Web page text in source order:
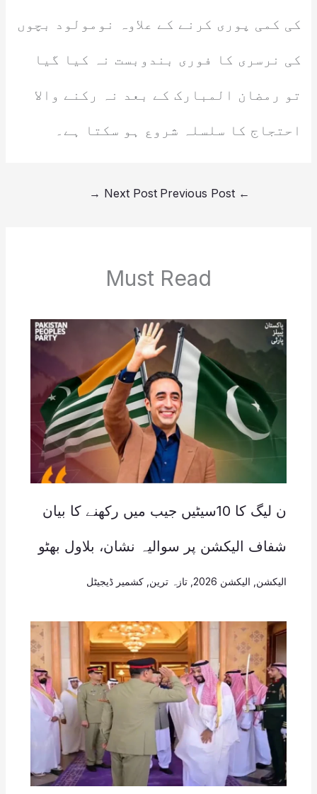
کی کمی پوری کرنے کے علاوہ نومولود بچوں
کی نرسری کا فوری بندوبست نہ کیا گیا
تو رمضان المبارک کے بعد نہ رکنے والا
احتجاج کا سلسلہ شروع ہو سکتا ہے۔
←
Next Post
→
Must Read
ن لیگ کا 10سیٹیں جیب میں رکھنے کا بیان
شفاف الیکشن پر سوالیہ نشان، بلاول بھٹو
الیکشن الیکشن 2026 , تازہ ترین کشمیر ڈیجیٹل